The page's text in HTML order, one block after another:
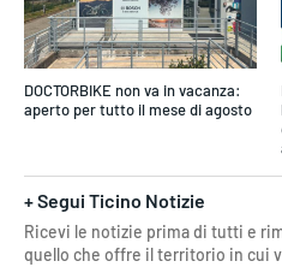
DOCTORBIKE non va in vacanza:
aperto per tutto il mese di agosto
+ Segui Ticino Notizie
Ricevi le notizie prima di tutti e
quello che offre il territorio in cui